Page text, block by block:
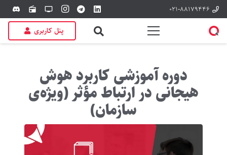
۰۲۱-۸۸۱۷۹۴۴۶ tv
radio
discord
پنل کاربری
دوره آموزشی کاربرد هوش
هیجانی در ارتباط مؤثر (ویژه‌ی
سازمان)